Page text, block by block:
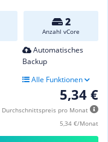
2
Anzahl vCore
Automatisches
Backup
Alle Funktionen
5,34 €
Durchschnittspreis pro Monat
5,34 €/Monat